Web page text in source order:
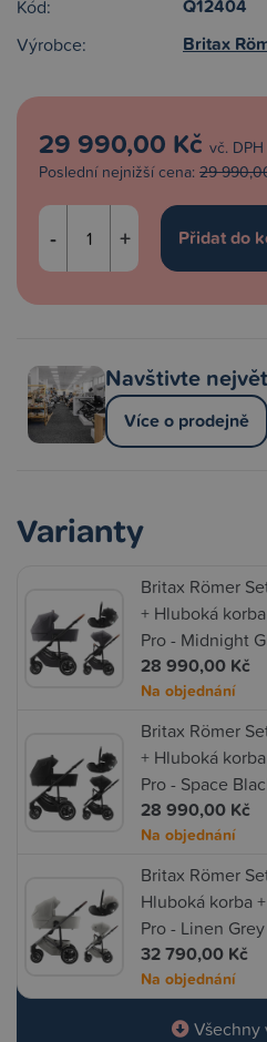
Kód: Q12404
Výrobce: Britax
29 990,00 Kč vč. DPH
Poslední nejnižší cena: 29
- +
Navštivte
Více o prodejně
Varianty
Britax Römer
+ Hluboká
Pro - Midnight
28 990,00 Kč
Na objednání
Britax Römer
+ Hluboká
Pro - Space
28 990,00 Kč
Na objednání
Britax Römer
Hluboká korba
Pro - Linen Grey
32 790,00 Kč
Na objednání
Všechny